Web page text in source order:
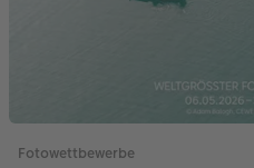
Fotowettbewerbe